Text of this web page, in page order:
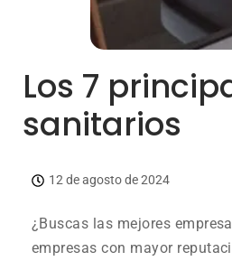
Los 7
sanitarios
12 de agosto de 2024
¿Buscas las mejores
empresas con mayor